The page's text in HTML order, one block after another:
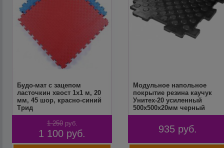
Будо-мат с зацепом
ласточкин хвост 1х1 м, 20
мм, 45 шор, красно-синий
Трид
1 250 руб.
1 100 руб.
Модульное напольное
покрытие резина каучук
Унитех-20 усиленный
500х500х20мм черный
935 руб.